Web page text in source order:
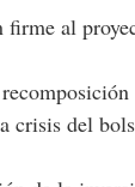
al
crisis del